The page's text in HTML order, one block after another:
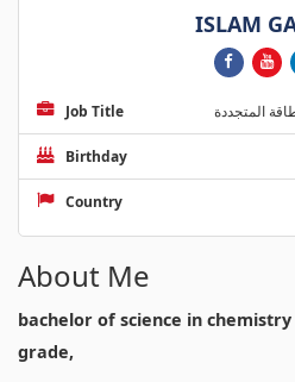
ISLAM
Job Title المتجددة
Birthday
Country
About Me
bachelor of science in
grade,